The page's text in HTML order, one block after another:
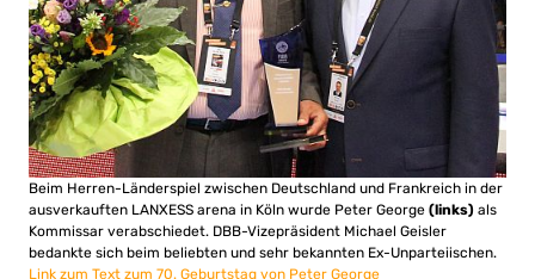
Beim Herren-Länderspiel zwischen Deutschland und Frankreich in der
ausverkauften LANXESS arena in Köln wurde Peter George (links) als
Kommissar verabschiedet. DBB-Vizepräsident Michael Geisler
bedankte sich beim beliebten und sehr bekannten Ex-Unparteiischen.
Link zum Text zum 70. Geburtstag von Peter George